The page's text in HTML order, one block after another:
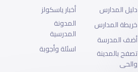
دليل المدارس
خريطة المدارس
أضف المدرسة
تصفح بالمدينة
والحى
أخبار ياسكولز
المدونة
المدرسية
اسئلة وأجوبة